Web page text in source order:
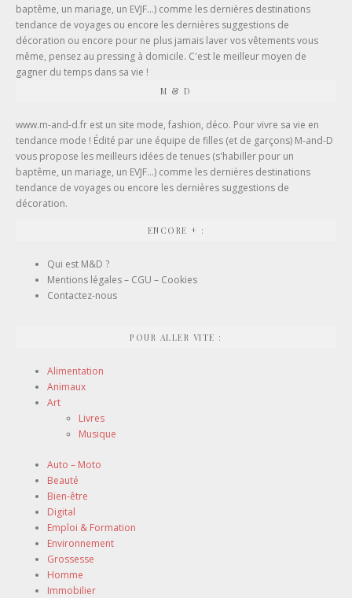
baptême, un mariage, un EVJF...) comme les dernières destinations
tendance de voyages ou encore les dernières suggestions de
décoration ou encore pour ne plus jamais laver vos vêtements vous
même, pensez au pressing à domicile. C'est le meilleur moyen de
gagner du temps dans sa vie !
M & D
www.m-and-d.fr est un site mode, fashion, déco. Pour vivre sa vie en
tendance mode ! Édité par une équipe de filles (et de garçons) M-and-D
vous propose les meilleurs idées de tenues (s'habiller pour un
baptême, un mariage, un EVJF...) comme les dernières destinations
tendance de voyages ou encore les dernières suggestions de
décoration.
ENCORE + :
Qui est M&D ?
Mentions légales – CGU – Cookies
Contactez-nous
POUR ALLER VITE :
Alimentation
Animaux
Art
Livres
Musique
Auto – Moto
Beauté
Bien-être
Digital
Emploi & Formation
Environnement
Grossesse
Homme
Immobilier